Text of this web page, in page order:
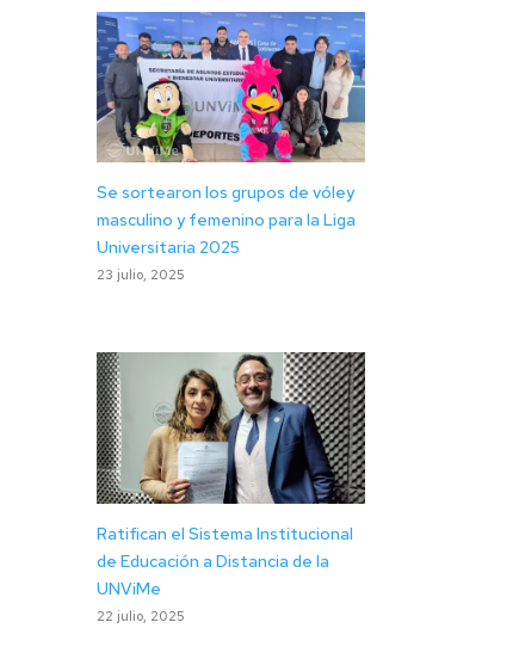
Se sortearon los grupos de vóley
masculino y femenino para la Liga
Universitaria 2025
23 julio, 2025
Ratifican el Sistema Institucional
de Educación a Distancia de la
UNViMe
22 julio, 2025